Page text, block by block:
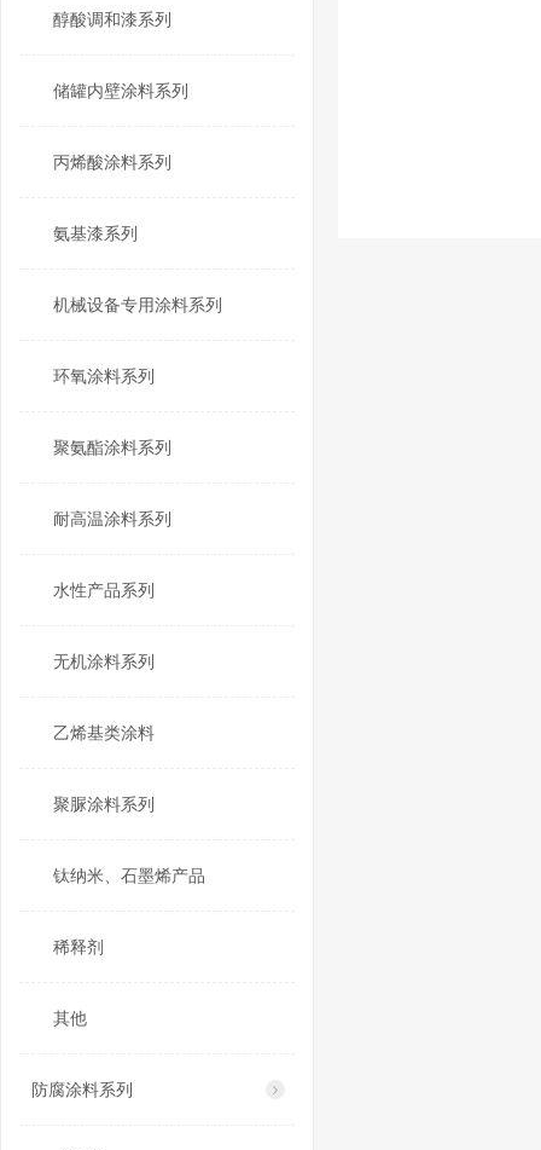
醇酸调和漆系列
储罐内壁涂料系列
丙烯酸涂料系列
氨基漆系列
机械设备专用涂料系列
环氧涂料系列
聚氨酯涂料系列
耐高温涂料系列
水性产品系列
无机涂料系列
乙烯基类涂料
聚脲涂料系列
钛纳米、石墨烯产品
稀释剂
其他
防腐涂料系列